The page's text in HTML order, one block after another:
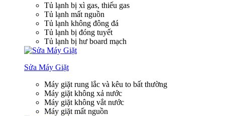
Tủ lạnh bị xì gas, thiếu gas
Tủ lạnh mất nguồn
Tủ lạnh không đông đá
Tủ lạnh bị đóng tuyết
Tủ lạnh bị hư board mạch
Sửa Máy Giặt
Máy giặt rung lắc và kêu to bất thường
Máy giặt không xả nước
Máy giặt không vắt nước
Máy giặt mất nguồn